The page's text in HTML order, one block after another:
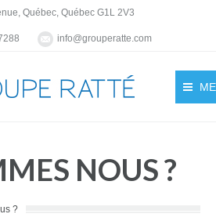
Québec, Québec G1L 2V3
info@grouperatte.com
NOUS ?
?